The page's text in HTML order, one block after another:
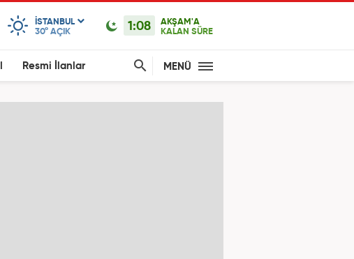
ISTANBUL
30° AÇIK 1:08
AKŞAM'A
KALAN SÜRE
Resmi İlanlar MENÜ